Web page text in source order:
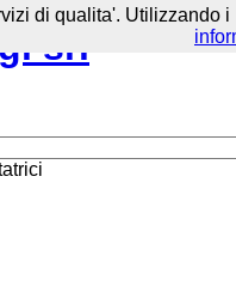
srl
di qualita'.